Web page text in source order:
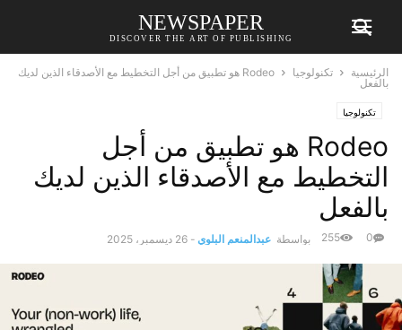
NEWSPAPER
DISCOVER THE ART OF PUBLISHING
الرئيسية تكنولوجيا
Rodeo هو تطبيق من أجل التخطيط مع الأصدقاء الذين لديك
بالفعل
تكنولوجيا
Rodeo هو تطبيق من أجل
التخطيط مع الأصدقاء الذين لديك
بالفعل
بواسطة عبدالمنعم البلوي - 26 ديسمبر، 2025 0
255